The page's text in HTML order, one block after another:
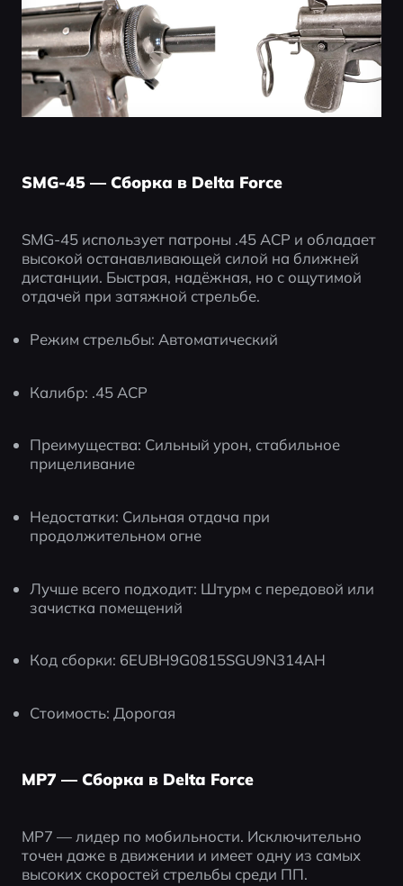
SMG-45 — Сборка в Delta Force
SMG-45 использует патроны .45 ACP и обладает
высокой останавливающей силой на ближней
дистанции. Быстрая, надёжная, но с ощутимой
отдачей при затяжной стрельбе.
Режим стрельбы: Автоматический
Калибр: .45 ACP
Преимущества: Сильный урон, стабильное
прицеливание
Недостатки: Сильная отдача при
продолжительном огне
Лучше всего подходит: Штурм с передовой или
зачистка помещений
Код сборки: 6EUBH9G0815SGU9N314AH
Стоимость: Дорогая
MP7 — Сборка в Delta Force
MP7 — лидер по мобильности. Исключительно
точен даже в движении и имеет одну из самых
высоких скоростей стрельбы среди ПП.